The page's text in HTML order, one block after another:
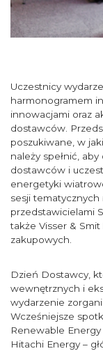
Uczestnicy
harmonogramem
innowacjami oraz
dostawców.
poszukiwane, w
należy spełnić,
dostawców i
energetyki
sesji
przedstawicielami
także Visser &
zakupowych.
Dzień Dostawcy,
wewnętrznych i
wydarzenie
Wcześniejsze
Renewable
Hitachi Energy –